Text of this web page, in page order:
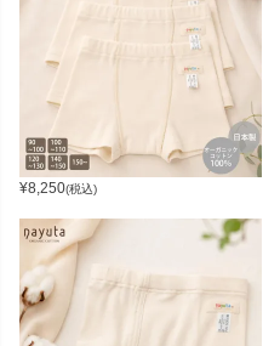
¥8,250(税込)